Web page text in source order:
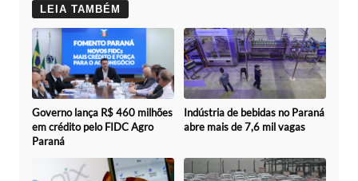
LEIA TAMBÉM
Governo lança R$ 460 milhões
em crédito pelo FIDC Agro
Paraná
Indústria de bebidas no Paraná
abre mais de 7,6 mil vagas